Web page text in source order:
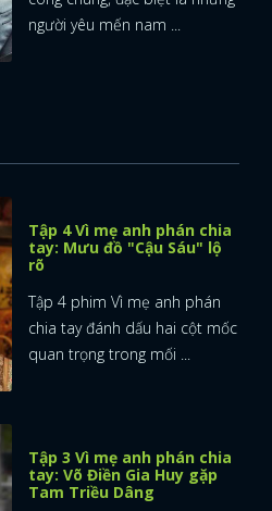
người yêu mến nam ...
Tập 4 Vì mẹ anh phán chia
tay: Mưu đồ "Cậu Sáu" lộ
rõ
Tập 4 phim Vì mẹ anh phán
chia tay đánh dấu hai cột mốc
quan trọng trong mối ...
Tập 3 Vì mẹ anh phán chia
tay: Võ Điền Gia Huy gặp
Tam Triều Dâng